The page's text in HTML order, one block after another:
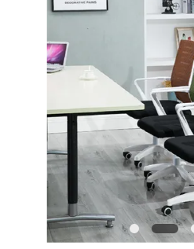
HARITASI
PRIVACY
POLICY